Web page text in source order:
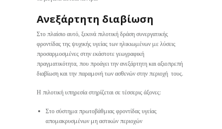
Ανεξάρτητη διαβίωση
Στο πλαίσιο αυτό, ξεκινά πιλοτική δράση συνεργατικής
φροντίδας της ψυχικής υγείας των ηλικιωμένων με λύσεις
προσαρμοσμένες στην εκάστοτε γεωγραφική
πραγματικότητα, που προάγει την ανεξάρτητη και αξιοπρεπή
διαβίωση και την παραμονή των ασθενών στην περιοχή τους.
Η πιλοτική υπηρεσία στηρίζεται σε τέσσερις άξονες:
Στο σύστημα πρωτοβάθμιας φροντίδας υγείας
απομακρυσμένων μη αστικών περιοχών